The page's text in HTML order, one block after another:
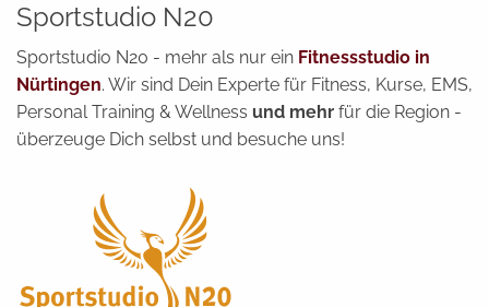
Sportstudio N20
Sportstudio N20 - mehr als nur ein Fitnessstudio in
Nürtingen. Wir sind Dein Experte für Fitness, Kurse, EMS,
Personal Training & Wellness und mehr für die Region -
überzeuge Dich selbst und besuche uns!